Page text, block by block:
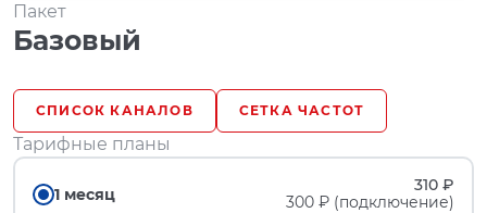
Пакет
Базовый
СПИСОК КАНАЛОВ СЕТКА ЧАСТОТ
Тарифные планы
1 месяц
310 ₽
300 ₽ (подключение)